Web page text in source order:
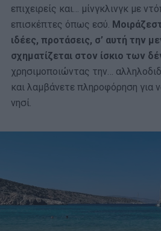
επιχειρείς και… μίνγκλινγκ με
επισκέπτες όπως εσύ.
ιδέες, προτάσεις, σ’ αυτή την
σχηματίζεται στον ίσκιο των
χρησιμοποιώντας την…
και λαμβάνετε πληροφόρηση για
νησί.